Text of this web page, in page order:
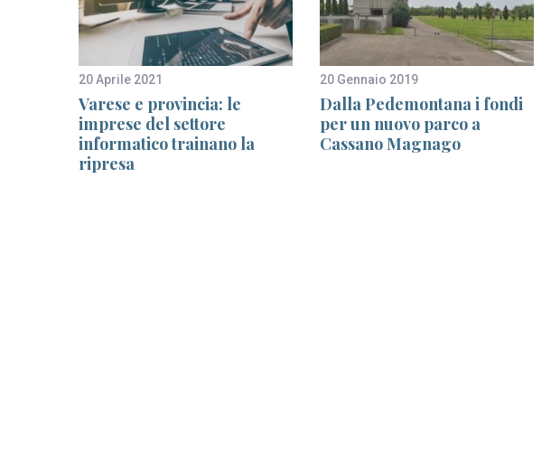
20 Aprile 2021
Varese e provincia: le
imprese del settore
informatico trainano la
ripresa
20 Gennaio 2019
Dalla Pedemontana i fondi
per un nuovo parco a
Cassano Magnago